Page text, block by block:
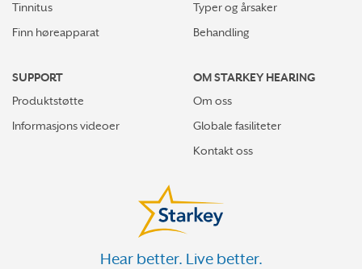
Tinnitus
Finn høreapparat
Typer og årsaker
Behandling
SUPPORT
Produktstøtte
Informasjons videoer
OM STARKEY HEARING
Om oss
Globale fasiliteter
Kontakt oss
Hear better. Live better.